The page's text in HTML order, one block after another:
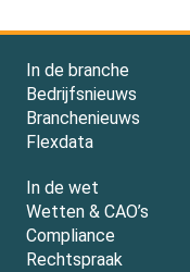
In de branche
Bedrijfsnieuws
Branchenieuws
Flexdata
In de wet
Wetten & CAO’s
Compliance
Rechtspraak